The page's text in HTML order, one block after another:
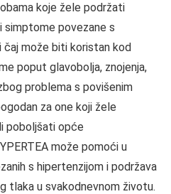
koje žele podržati
simptome povezane s
čaj može biti koristan kod
poput glavobolja, znojenja,
problema s povišenim
za one koji žele
poboljšati opće
može pomoći u
s hipertenzijom i podržava
tlaka u svakodnevnom životu.